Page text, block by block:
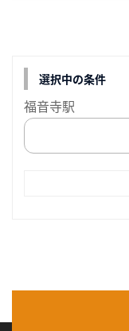
選択中の条件
福音寺駅